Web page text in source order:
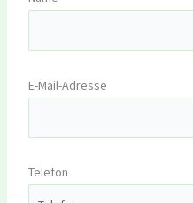
E-Mail-Adresse
Telefon